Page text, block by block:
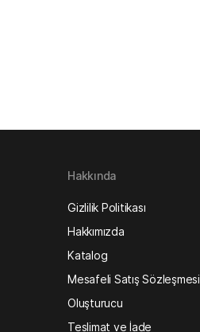
Hakkında
Gizlilik Politikası
Hakkımızda
Katalog
Mesafeli Satış Sözleşmesi
Oluşturucu
Teslimat ve İade